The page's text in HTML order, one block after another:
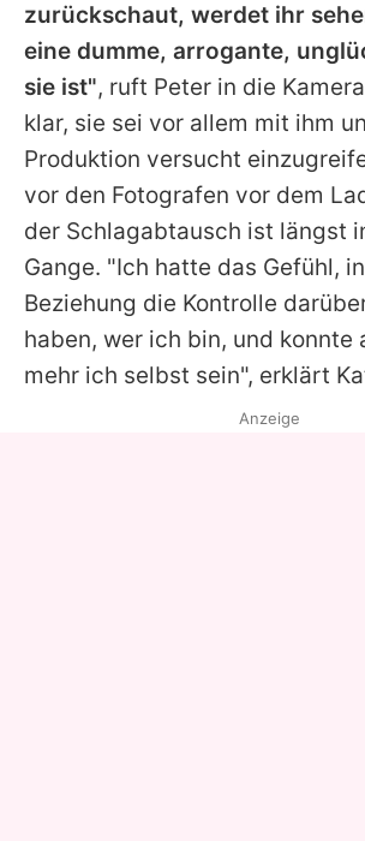
zurückschaut, werdet ihr
eine dumme, arrogante,
sie ist", ruft Peter in die
klar, sie sei vor allem mit ihm
Produktion versucht
vor den Fotografen vor dem
der Schlagabtausch ist längst
Gange. "Ich hatte das Gefühl,
Beziehung die Kontrolle
haben, wer ich bin, und konnte
mehr ich selbst sein", erklärt
Anzeige